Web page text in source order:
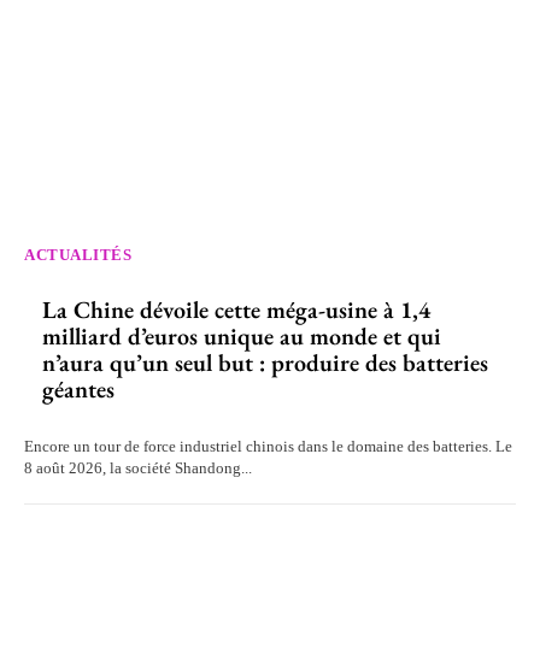
ACTUALITÉS
La Chine dévoile cette méga-usine à 1,4
milliard d’euros unique au monde et qui
n’aura qu’un seul but : produire des batteries
géantes
Encore un tour de force industriel chinois dans le domaine des batteries. Le
8 août 2026, la société Shandong...